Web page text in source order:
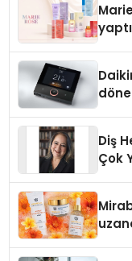
yaptı
Diş
Çok